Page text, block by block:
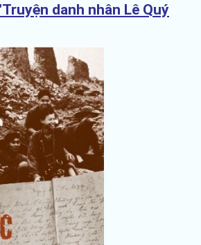
danh nhân Lê Quý